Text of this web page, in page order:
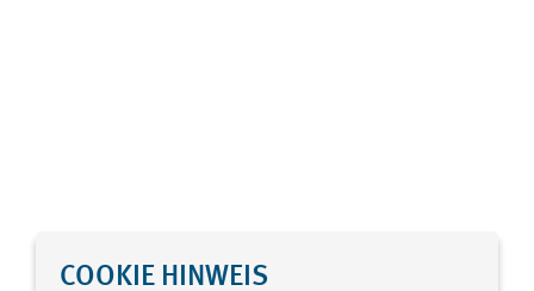
COOKIE HINWEIS